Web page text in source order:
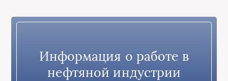
Информация о работе в
нефтяной индустрии